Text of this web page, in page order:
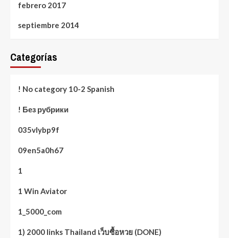
febrero 2017
septiembre 2014
Categorías
! No category 10-2 Spanish
! Без рубрики
035vlybp9f
09en5a0h67
1
1 Win Aviator
1_5000_com
1) 2000 links Thailand เว็บซื้อหวย (DONE)